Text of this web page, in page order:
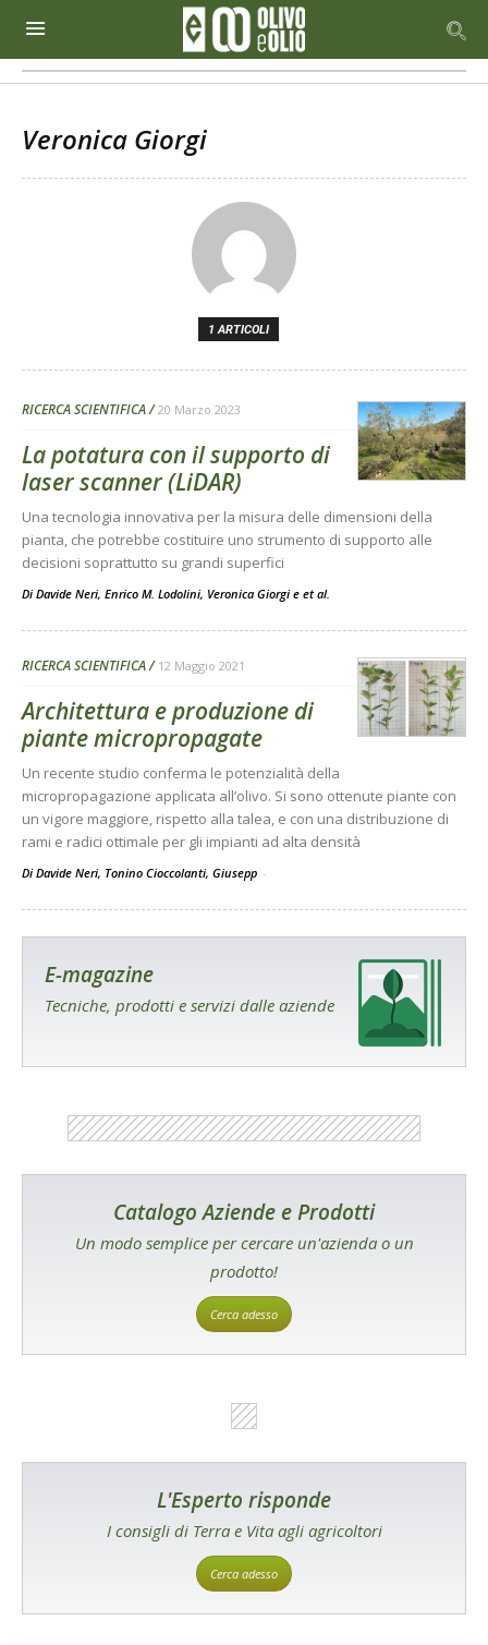
Veronica Giorgi
1 ARTICOLI
RICERCA SCIENTIFICA 20 Marzo 2023
La potatura con il supporto di
laser scanner (LiDAR)
Una tecnologia innovativa per la misura delle dimensioni della
pianta, che potrebbe costituire uno strumento di supporto alle
decisioni soprattutto su grandi superfici
Di Davide Neri, Enrico M. Lodolini, Veronica Giorgi e et al.
RICERCA SCIENTIFICA 12 Maggio 2021
Architettura e produzione di
piante micropropagate
Un recente studio conferma le potenzialità della
micropropagazione applicata all’olivo. Si sono ottenute piante con
un vigore maggiore, rispetto alla talea, e con una distribuzione di
rami e radici ottimale per gli impianti ad alta densità
Di Davide Neri, Tonino Cioccolanti, Giusepp -
E-magazine
Tecniche, prodotti e servizi dalle aziende
Catalogo Aziende e Prodotti
Un modo semplice per cercare un'azienda o un
prodotto!
Cerca adesso
L'Esperto risponde
I consigli di Terra e Vita agli agricoltori
Cerca adesso